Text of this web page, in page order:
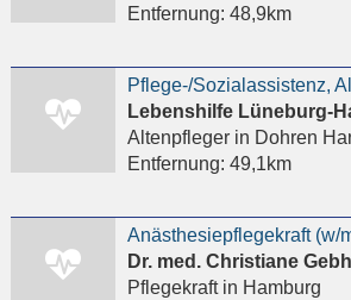
Entfernung: 48,9km
Pflege-/Sozialassistenz,
Lebenshilfe Lüneburg-
Altenpflegerin Dohren
Entfernung: 49,1km
Pflegekraftin Hamburg